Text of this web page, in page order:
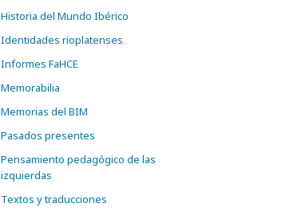
Historia del Mundo Ibérico
Identidades rioplatenses
Informes FaHCE
Memorabilia
Memorias del BIM
Pasados presentes
Pensamiento pedagógico de las
izquierdas
Textos y traducciones